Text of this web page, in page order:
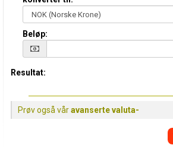
Beløp:
Resultat:
Prøv også våravanserte valuta-